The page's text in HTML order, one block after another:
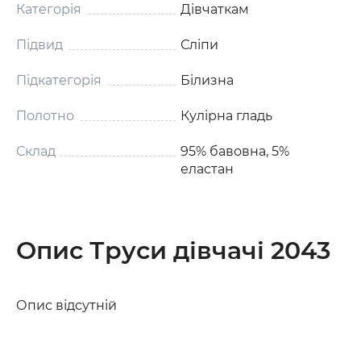
Категорія Дівчаткам
Підвид Сліпи
Підкатегорія Білизна
Полотно Кулірна гладь
Склад
95% бавовна, 5%
еластан
Опис Труси дівчачі 2043
Опис відсутній